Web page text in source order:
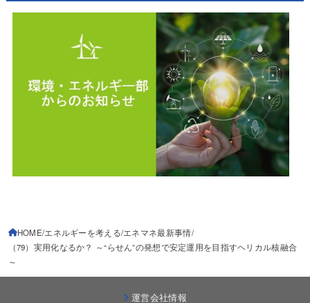
HOME エネルギーを考える エネマネ最新事情
（79）実用化なるか？ ～“らせん”の発想で安定運用を目指すヘリカル核融合
～
運営会社情報